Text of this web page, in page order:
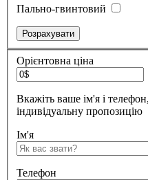
Пально-гвинтовий
Орієнтовна ціна
Вкажіть ваше ім'я і
індивідуальну пропозицію
Ім'я
Телефон